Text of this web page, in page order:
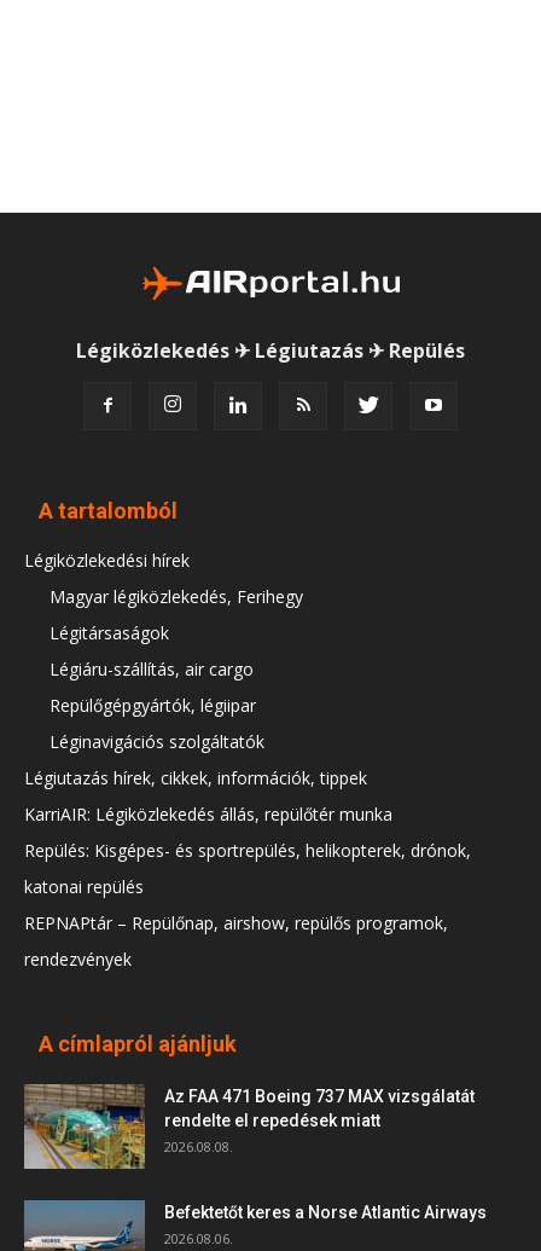
Légiközlekedés ✈ Légiutazás ✈ Repülés
A tartalomból
Légiközlekedési hírek
Magyar légiközlekedés, Ferihegy
Légitársaságok
Légiáru-szállítás, air cargo
Repülőgépgyártók, légiipar
Léginavigációs szolgáltatók
Légiutazás hírek, cikkek, információk, tippek
KarriAIR: Légiközlekedés állás, repülőtér munka
Repülés: Kisgépes- és sportrepülés, helikopterek, drónok,
katonai repülés
REPNAPtár – Repülőnap, airshow, repülős programok,
rendezvények
A címlapról ajánljuk
Az FAA 471 Boeing 737 MAX vizsgálatát
rendelte el repedések miatt
2026.08.08.
Befektetőt keres a Norse Atlantic Airways
2026.08.06.